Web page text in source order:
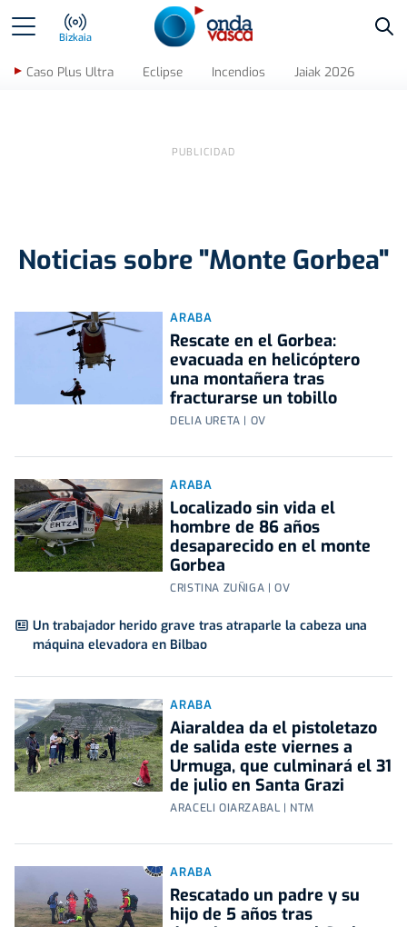
Bizkaia
Caso Plus Ultra Eclipse Incendios Jaiak 2026
Noticias sobre "Monte Gorbea"
ARABA
Rescate en el Gorbea:
evacuada en helicóptero
una montañera tras
fracturarse un tobillo
DELIA URETA | OV
ARABA
Localizado sin vida el
hombre de 86 años
desaparecido en el monte
Gorbea
CRISTINA ZUÑIGA | OV
Un trabajador herido grave tras atraparle la cabeza una
máquina elevadora en Bilbao
ARABA
Aiaraldea da el pistoletazo
de salida este viernes a
Urmuga, que culminará el 31
de julio en Santa Grazi
ARACELI OIARZABAL | NTM
ARABA
Rescatado un padre y su
hijo de 5 años tras